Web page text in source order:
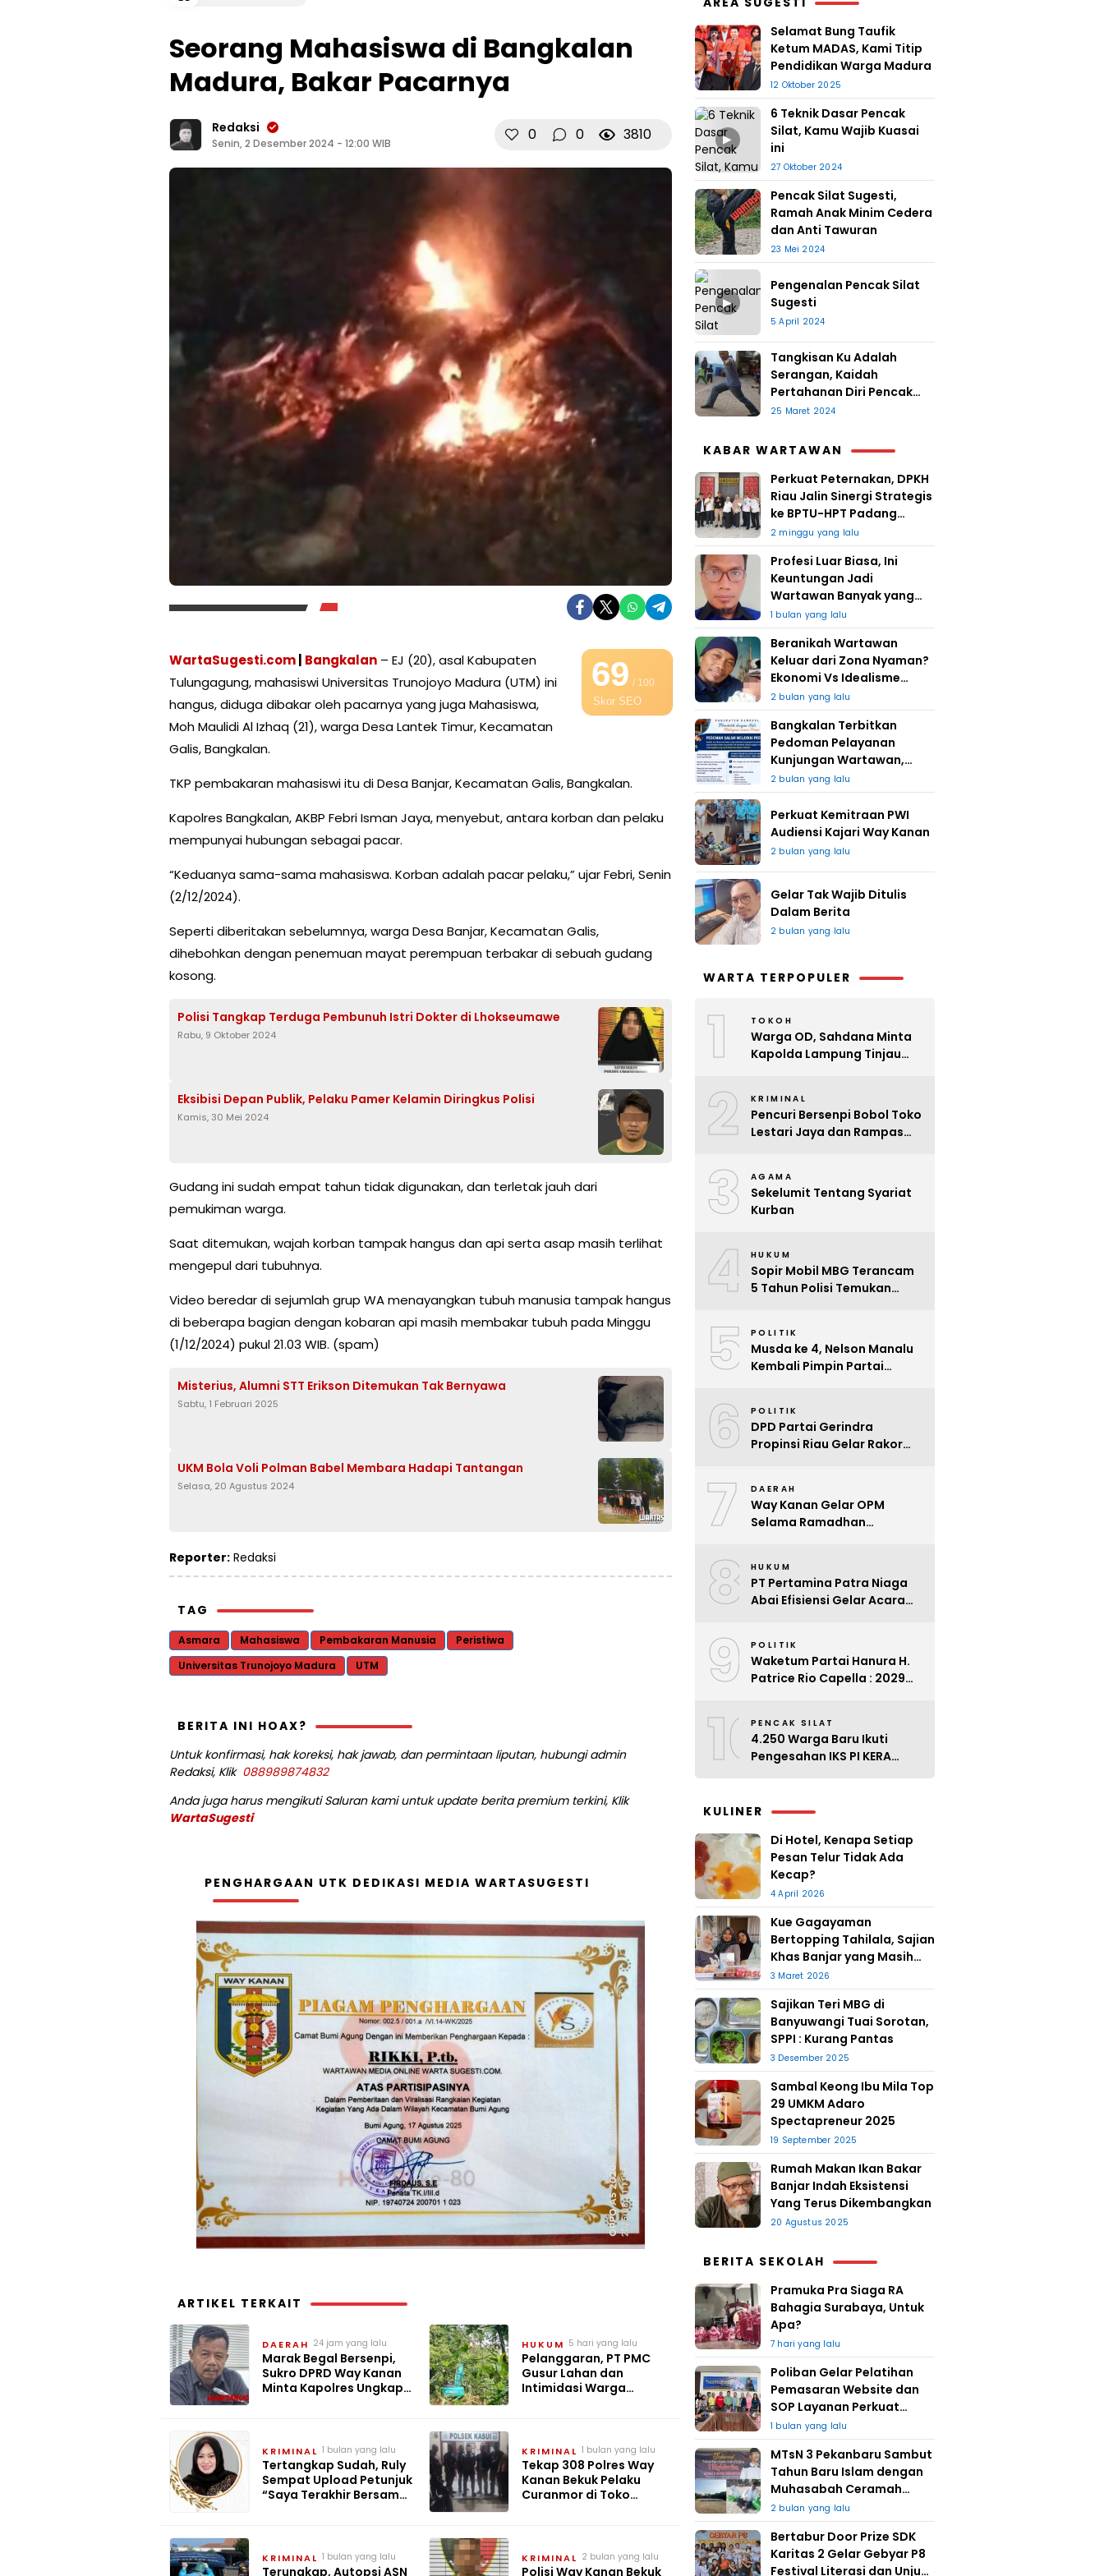
Seorang Mahasiswa di Bangkalan
Madura, Bakar Pacarnya
Redaksi
Senin, 2 Desember 2024 - 12:00 WIB 0 0 3810
69/ 100
Skor SEO
WartaSugesti.com Bangkalan – EJ (20), asal Kabupaten
Tulungagung, mahasiswi Universitas Trunojoyo Madura (UTM) ini
hangus, diduga dibakar oleh pacarnya yang juga Mahasiswa,
Moh Maulidi Al Izhaq (21), warga Desa Lantek Timur, Kecamatan
Galis, Bangkalan.
TKP pembakaran mahasiswi itu di Desa Banjar, Kecamatan Galis, Bangkalan.
Kapolres Bangkalan, AKBP Febri Isman Jaya, menyebut, antara korban dan pelaku
mempunyai hubungan sebagai pacar.
“Keduanya sama-sama mahasiswa. Korban adalah pacar pelaku,” ujar Febri, Senin
(2/12/2024).
Seperti diberitakan sebelumnya, warga Desa Banjar, Kecamatan Galis,
dihebohkan dengan penemuan mayat perempuan terbakar di sebuah gudang
kosong.
Polisi Tangkap Terduga Pembunuh Istri Dokter di Lhokseumawe
Rabu, 9 Oktober 2024
Eksibisi Depan Publik, Pelaku Pamer Kelamin Diringkus Polisi
Kamis, 30 Mei 2024
Gudang ini sudah empat tahun tidak digunakan, dan terletak jauh dari
pemukiman warga.
Saat ditemukan, wajah korban tampak hangus dan api serta asap masih terlihat
mengepul dari tubuhnya.
Video beredar di sejumlah grup WA menayangkan tubuh manusia tampak hangus
di beberapa bagian dengan kobaran api masih membakar tubuh pada Minggu
(1/12/2024) pukul 21.03 WIB. (spam)
Misterius, Alumni STT Erikson Ditemukan Tak Bernyawa
Sabtu, 1 Februari 2025
UKM Bola Voli Polman Babel Membara Hadapi Tantangan
Selasa, 20 Agustus 2024
Reporter: Redaksi
TAG
Asmara Mahasiswa Pembakaran Manusia
Peristiwa
Universitas Trunojoyo Madura
UTM
BERITA INI HOAX?
Untuk konfirmasi, hak koreksi, hak jawab, dan permintaan liputan, hubungi admin
Redaksi, Klik 088989874832
Anda juga harus mengikuti Saluran kami untuk update berita premium terkini, Klik
WartaSugesti
PENGHARGAAN UTK DEDIKASI MEDIA WARTASUGESTI
ARTIKEL TERKAIT
DAERAH 24 jam yang lalu
Marak Begal Bersenpi,
Sukro DPRD Way Kanan
Minta Kapolres Ungkap
HUKUM 5 hari yang lalu
Pelanggaran, PT PMC
Gusur Lahan dan
Intimidasi Warga
KRIMINAL 1 bulan yang lalu
Tertangkap Sudah, Ruly
Sempat Upload Petunjuk
“Saya Terakhir Bersama
KRIMINAL 1 bulan yang lalu
Tekap 308 Polres Way
Kanan Bekuk Pelaku
Curanmor di Toko
KRIMINAL 1 bulan yang lalu
Terungkap, Autopsi ASN
KRIMINAL 2 bulan yang lalu
Polisi Way Kanan Bekuk
Selamat Bung Taufik
Ketum MADAS, Kami Titip
Pendidikan Warga Madura
12 Oktober 2025
▶
6 Teknik Dasar Pencak
Silat, Kamu Wajib Kuasai
ini
27 Oktober 2024
Pencak Silat Sugesti,
Ramah Anak Minim Cedera
dan Anti Tawuran
23 Mei 2024
▶
Pengenalan Pencak Silat
Sugesti
5 April 2024
Tangkisan Ku Adalah
Serangan, Kaidah
Pertahanan Diri Pencak
Sugesti
25 Maret 2024
KABAR WARTAWAN
Perkuat Peternakan, DPKH
Riau Jalin Sinergi Strategis
ke BPTU-HPT Padang
Mengatas
2 minggu yang lalu
Profesi Luar Biasa, Ini
Keuntungan Jadi
Wartawan Banyak yang
Takut
1 bulan yang lalu
Beranikah Wartawan
Keluar dari Zona Nyaman?
Ekonomi Vs Idealisme
Jurnalistik
2 bulan yang lalu
Bangkalan Terbitkan
Pedoman Pelayanan
Kunjungan Wartawan,
Redaksi : Bagus Jangan
Lari
2 bulan yang lalu
Perkuat Kemitraan PWI
Audiensi Kajari Way Kanan
2 bulan yang lalu
Gelar Tak Wajib Ditulis
Dalam Berita
2 bulan yang lalu
WARTA TERPOPULER
1 TOKOH
Warga OD, Sahdana Minta
Kapolda Lampung Tinjau
2 KRIMINAL
Pencuri Bersenpi Bobol Toko
Lestari Jaya dan Rampas
3 AGAMA
Sekelumit Tentang Syariat
Kurban
4 HUKUM
Sopir Mobil MBG Terancam
5 Tahun Polisi Temukan
5 POLITIK
Musda ke 4, Nelson Manalu
Kembali Pimpin Partai
6 POLITIK
DPD Partai Gerindra
Propinsi Riau Gelar Rakor
7 DAERAH
Way Kanan Gelar OPM
Selama Ramadhan
8 HUKUM
PT Pertamina Patra Niaga
Abai Efisiensi Gelar Acara
9 POLITIK
Waketum Partai Hanura H.
Patrice Rio Capella : 2029
10PENCAK SILAT
4.250 Warga Baru Ikuti
Pengesahan IKS PI KERA
KULINER
Di Hotel, Kenapa Setiap
Pesan Telur Tidak Ada
Kecap?
4 April 2026
Kue Gagayaman
Bertopping Tahilala, Sajian
Khas Banjar yang Masih
Bertahan
3 Maret 2026
Sajikan Teri MBG di
Banyuwangi Tuai Sorotan,
SPPI : Kurang Pantas
3 Desember 2025
Sambal Keong Ibu Mila Top
29 UMKM Adaro
Spectapreneur 2025
19 September 2025
Rumah Makan Ikan Bakar
Banjar Indah Eksistensi
Yang Terus Dikembangkan
20 Agustus 2025
BERITA SEKOLAH
Pramuka Pra Siaga RA
Bahagia Surabaya, Untuk
Apa?
7 hari yang lalu
Poliban Gelar Pelatihan
Pemasaran Website dan
SOP Layanan Perkuat
UMKM Berkat Guru Kapuh
1 bulan yang lalu
MTsN 3 Pekanbaru Sambut
Tahun Baru Islam dengan
Muhasabah Ceramah
Agama
2 bulan yang lalu
Bertabur Door Prize SDK
Karitas 2 Gelar Gebyar P8
Festival Literasi dan Unjuk